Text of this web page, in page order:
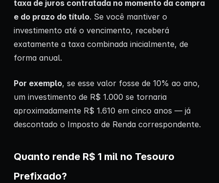
taxa de juros contratada no momento da compra
e do prazo do título. Se você mantiver o
investimento até o vencimento, receberá
exatamente a taxa combinada inicialmente, de
forma anual.
Por exemplo, se esse valor fosse de 10% ao ano,
um investimento de R$ 1.000 se tornaria
aproximadamente R$ 1.610 em cinco anos — já
descontado o Imposto de Renda correspondente.
Quanto rende R$ 1 mil no Tesouro
Prefixado?